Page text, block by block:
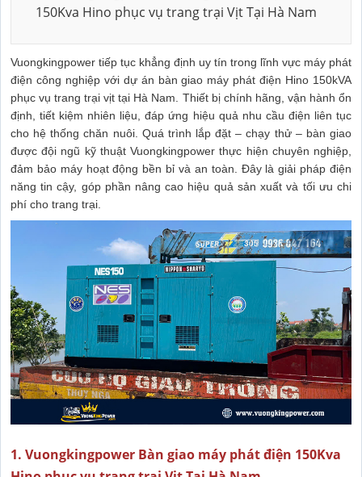
150Kva Hino phục vụ trang trại Vịt Tại Hà Nam
Vuongkingpower tiếp tục khẳng định uy tín trong lĩnh vực máy phát
điện công nghiệp với dự án bàn giao máy phát điện Hino 150kVA
phục vụ trang trại vịt tại Hà Nam. Thiết bị chính hãng, vận hành ổn
định, tiết kiệm nhiên liệu, đáp ứng hiệu quả nhu cầu điện liên tục
cho hệ thống chăn nuôi. Quá trình lắp đặt – chạy thử – bàn giao
được đội ngũ kỹ thuật Vuongkingpower thực hiện chuyên nghiệp,
đảm bảo máy hoạt động bền bỉ và an toàn. Đây là giải pháp điện
năng tin cậy, góp phần nâng cao hiệu quả sản xuất và tối ưu chi
phí cho trang trại.
1. Vuongkingpower Bàn giao máy phát điện 150Kva